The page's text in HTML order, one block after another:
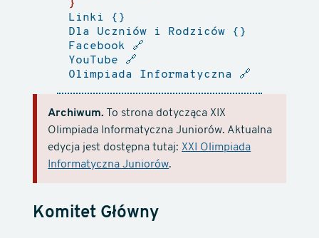
Linki
Dla Uczniów i Rodziców
Facebook 🔗
YouTube 🔗
Olimpiada Informatyczna
🔗
Archiwum. To strona dotycząca XIX
Olimpiada Informatyczna Juniorów. Aktualna
edycja jest dostępna tutaj: XXI Olimpiada
Informatyczna Juniorów.
Komitet Główny